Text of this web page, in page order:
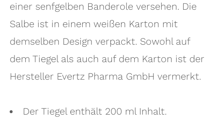
einer senfgelben Banderole versehen. Die
Salbe ist in einem weißen Karton mit
demselben Design verpackt. Sowohl auf
dem Tiegel als auch auf dem Karton ist der
Hersteller Evertz Pharma GmbH vermerkt.
Der Tiegel enthält 200 ml Inhalt.